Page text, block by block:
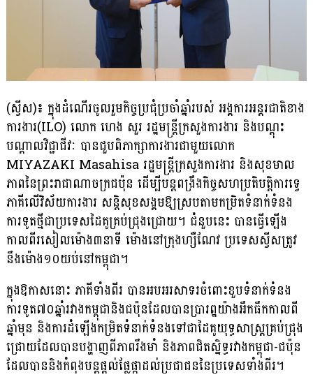
(ស្វីស)៖ ក្នុងដំណើរចូលរួមកិច្ចប្រជុំប្រចាំឆ្នាំរបស់ អង្គការអន្តរជាតិខាង
ការងារ(ILO) លោក ហេង សួរ រដ្ឋមន្ត្រីក្រសួងការងារ និងបណ្តុះ
បណ្តាលវិជ្ជាជីវៈ បានជួបពិភាក្សាការងារជាមួយលោក
MIYAZAKI Masahisa រដ្ឋមន្ត្រីក្រសួងការងារ និងសុខមាល
ភាពនៃព្រះរាជាណាចក្រជប៉ុន ដើម្បីបន្តពង្រឹងកិច្ចសហប្រតិបត្តិការទ្វេ
ភាគីលើវិស័យការងារ សន្តិសុខសង្គមឱ្យស្របតាមកម្រិតទំនាក់ទំនង
ការទូតថ្មីជាប្រទេសដៃគូគ្រប់ជ្រុងជ្រោយ។ ជំនួបនេះ បានធ្វើឡើង
កាលពីរសៀលម៉ោង៣នាទី ម៉ោងនៅក្រុងហ្សឺណែវ ប្រទេសស្វីសត្រូវ
នឹងម៉ោង១០យប់នៅកម្ពុជា។
ក្នុងឱកាសនោះ ភាគីទាំងពីរ បានអបអរសាទរចំពោះខួបទំនាក់ទំនង
ការទូត៧០ឆ្នាំរវាងកម្ពុជានិងជប៉ុនដែលបានប្រារព្ឋយ៉ាងអឹកធឹកកាលពី
ឆ្នាំមុន និងការដំឡើងកម្រិតទំនាក់ទំនងទៅជាដៃគូយុទ្ធសាស្ត្រគ្រប់ជ្រុង
ជ្រោយដែលបានបង្ហាញពីភាពរឹងមាំ និងភាពជិតស្និទ្ធរវាងកម្ពុជា-ជប៉ុន
ដែលបាននិងកំពុងបន្តផ្តល់ផ្លែផ្កាដល់ប្រជាជននៃប្រទេសទាំងពីរ។